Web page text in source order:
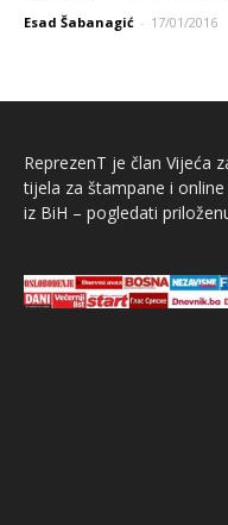
Esad Šabanagić - 17/01/2016
ReprezenT je član Vijeća
tijela za štampane i
iz BiH – pogledati